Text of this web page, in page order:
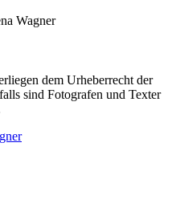
Wagner
dem Urheberrecht der
sind Fotografen und Texter